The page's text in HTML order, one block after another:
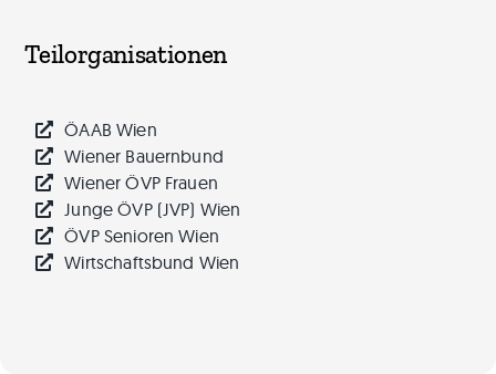
Teilorganisationen
ÖAAB Wien
Wiener Bauernbund
Wiener ÖVP Frauen
Junge ÖVP (JVP) Wien
ÖVP Senioren Wien
Wirtschaftsbund Wien